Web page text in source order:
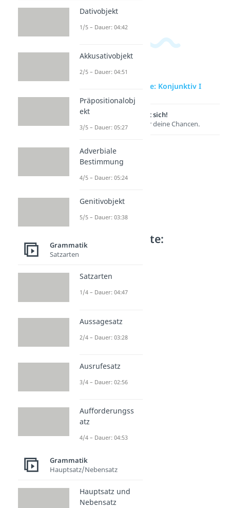
zur Videoseite: Konjunktiv I
Lernen lohnt sich!
Entdecke hier deine Chancen.
Weitere Inhalte:
Grammatik
Konjunktiv I und II
Dauer: 04:17
Konjunktiv II
Indirekte Rede
Dativobjekt
1/5 – Dauer: 04:42
Akkusativobjekt
2/5 – Dauer: 04:51
Präpositionalobj
ekt
3/5 – Dauer: 05:27
Adverbiale
Bestimmung
4/5 – Dauer: 05:24
Genitivobjekt
5/5 – Dauer: 03:38
Grammatik
Satzarten
Satzarten
1/4 – Dauer: 04:47
Aussagesatz
2/4 – Dauer: 03:28
Ausrufesatz
3/4 – Dauer: 02:56
Aufforderungss
atz
4/4 – Dauer: 04:53
Grammatik
Hauptsatz/Nebensatz
Hauptsatz und
Nebensatz